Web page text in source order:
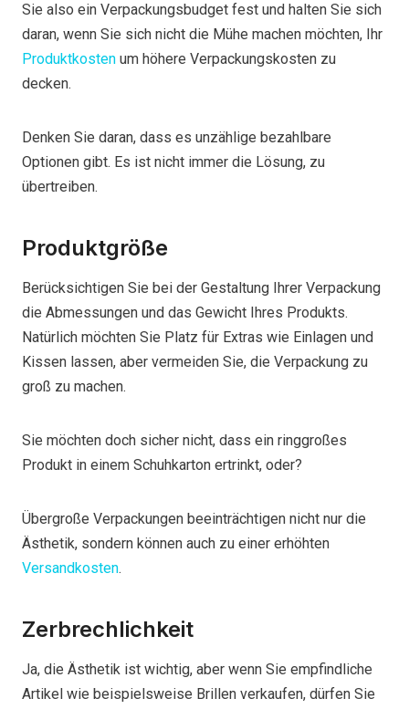
Sie also ein Verpackungsbudget fest und halten Sie sich
daran, wenn Sie sich nicht die Mühe machen möchten, Ihr
Produktkosten um höhere Verpackungskosten zu
decken.
Denken Sie daran, dass es unzählige bezahlbare
Optionen gibt. Es ist nicht immer die Lösung, zu
übertreiben.
Produktgröße
Berücksichtigen Sie bei der Gestaltung Ihrer Verpackung
die Abmessungen und das Gewicht Ihres Produkts.
Natürlich möchten Sie Platz für Extras wie Einlagen und
Kissen lassen, aber vermeiden Sie, die Verpackung zu
groß zu machen.
Sie möchten doch sicher nicht, dass ein ringgroßes
Produkt in einem Schuhkarton ertrinkt, oder?
Übergroße Verpackungen beeinträchtigen nicht nur die
Ästhetik, sondern können auch zu einer erhöhten
Versandkosten.
Zerbrechlichkeit
Ja, die Ästhetik ist wichtig, aber wenn Sie empfindliche
Artikel wie beispielsweise Brillen verkaufen, dürfen Sie